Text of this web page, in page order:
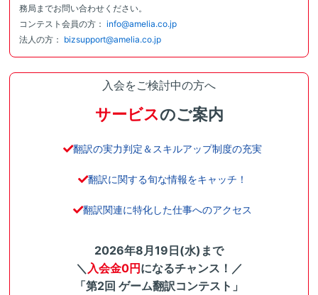
務局までお問い合わせください。
コンテスト会員の方： info@amelia.co.jp
法人の方： bizsupport@amelia.co.jp
入会をご検討中の方へ
サービスのご案内
翻訳の実力判定＆スキルアップ制度の充実
翻訳に関する旬な情報をキャッチ！
翻訳関連に特化した仕事へのアクセス
2026年8月19日(水)まで
＼ 入会金0円になるチャンス！／
「第2回 ゲーム翻訳コンテスト」